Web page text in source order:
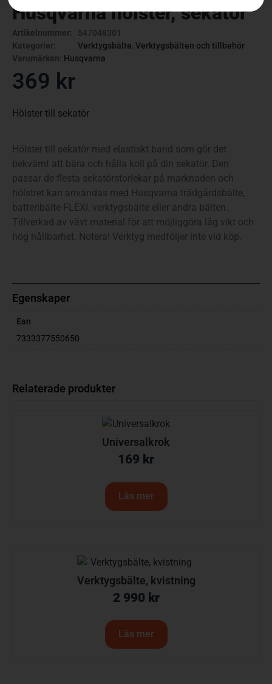
Husqvarna hölster, sekatör
Artikelnummer:
547048301
Kategorier:
Verktygsbälte, Verktygsbälten och tillbehör
Varumärken Husqvarna
369 kr
Hölster till sekatör
Hölster till sekatör med elastiskt band som gör det
bekvämt att bära och hålla koll på din sekatör. Den
passar de flesta sekatörstorlekar på marknaden och
hölstret kan användas med Husqvarna trädgårdsbälte,
batteribälte FLEXI, verktygsbälte eller andra bälten.
Tillverkad av vävt material för att möjliggöra låg vikt och
hög hållbarhet. Notera! Verktyg medföljer inte vid köp.
Egenskaper
Ean
7333377550650
Relaterade produkter
Universalkrok
169 kr
Läs mer
Verktygsbälte, kvistning
2 990 kr
Läs mer